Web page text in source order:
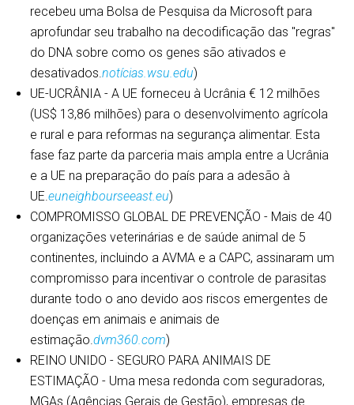
recebeu uma Bolsa de Pesquisa da Microsoft para
aprofundar seu trabalho na decodificação das "regras"
do DNA sobre como os genes são ativados e
desativados.notícias.wsu.edu)
UE-UCRÂNIA - A UE forneceu à Ucrânia € 12 milhões
(US$ 13,86 milhões) para o desenvolvimento agrícola
e rural e para reformas na segurança alimentar. Esta
fase faz parte da parceria mais ampla entre a Ucrânia
e a UE na preparação do país para a adesão à
UE.euneighbourseeast.eu)
COMPROMISSO GLOBAL DE PREVENÇÃO - Mais de 40
organizações veterinárias e de saúde animal de 5
continentes, incluindo a AVMA e a CAPC, assinaram um
compromisso para incentivar o controle de parasitas
durante todo o ano devido aos riscos emergentes de
doenças em animais e animais de
estimação.dvm360.com)
REINO UNIDO - SEGURO PARA ANIMAIS DE
ESTIMAÇÃO - Uma mesa redonda com seguradoras,
MGAs (Agências Gerais de Gestão), empresas de